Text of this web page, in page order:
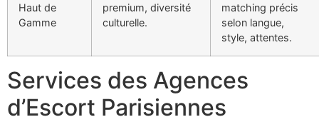
Haut de
Gamme
premium, diversité
culturelle.
matching précis
selon langue,
style, attentes.
Services des Agences
d’Escort Parisiennes